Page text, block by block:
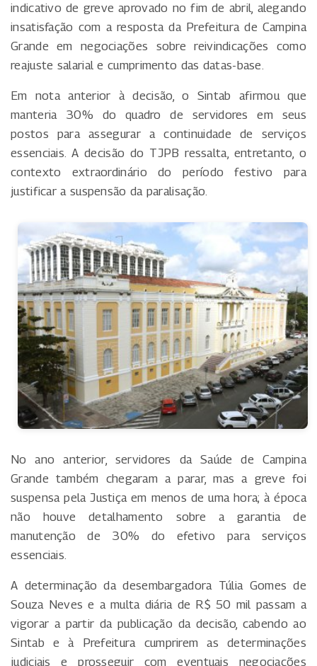
indicativo de greve aprovado no fim de abril, alegando
insatisfação com a resposta da Prefeitura de Campina
Grande em negociações sobre reivindicações como
reajuste salarial e cumprimento das datas-base.
Em nota anterior à decisão, o Sintab afirmou que
manteria 30% do quadro de servidores em seus
postos para assegurar a continuidade de serviços
essenciais. A decisão do TJPB ressalta, entretanto, o
contexto extraordinário do período festivo para
justificar a suspensão da paralisação.
No ano anterior, servidores da Saúde de Campina
Grande também chegaram a parar, mas a greve foi
suspensa pela Justiça em menos de uma hora; à época
não houve detalhamento sobre a garantia de
manutenção de 30% do efetivo para serviços
essenciais.
A determinação da desembargadora Túlia Gomes de
Souza Neves e a multa diária de R$ 50 mil passam a
vigorar a partir da publicação da decisão, cabendo ao
Sintab e à Prefeitura cumprirem as determinações
judiciais e prosseguir com eventuais negociações